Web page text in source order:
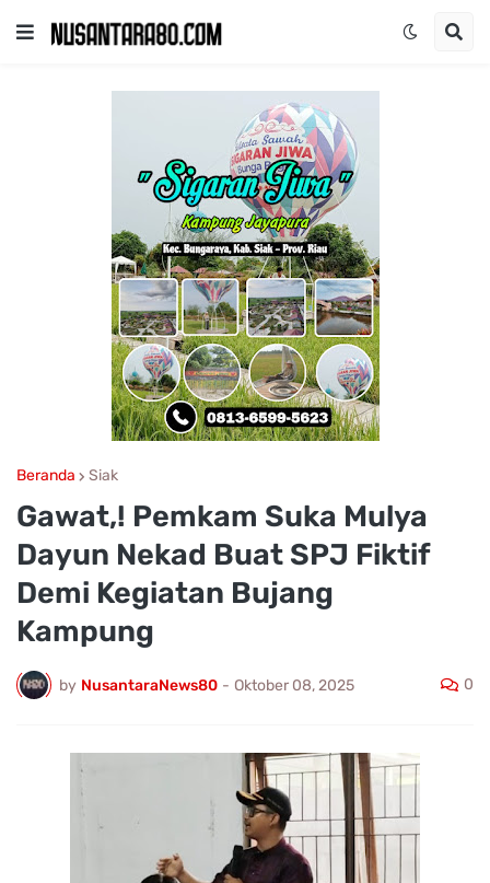
Beranda Siak
Gawat,! Pemkam Suka Mulya
Dayun Nekad Buat SPJ Fiktif
Demi Kegiatan Bujang
Kampung
by NusantaraNews80 - Oktober 08, 2025 0